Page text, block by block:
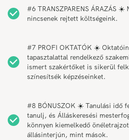
#6 TRANSZPARENS ÁRAZÁS
nincsenek rejtett költségeink.
#7 PROFI OKTATÓK ☀️
tapasztalattal rendelkező
ismert szakértőket is sikerül
színesítsék képzéseinket.
#8 BÓNUSZOK ☀️ Tanulási idő
tanulj, és Álláskeresési
könnyen kiemelkedő
állásinterjún, mint mások.